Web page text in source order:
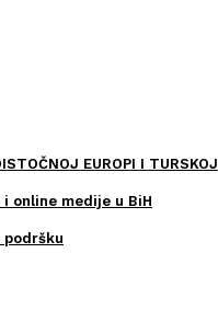
EUROPI I TURSKOJ
online medije u BiH
podršku